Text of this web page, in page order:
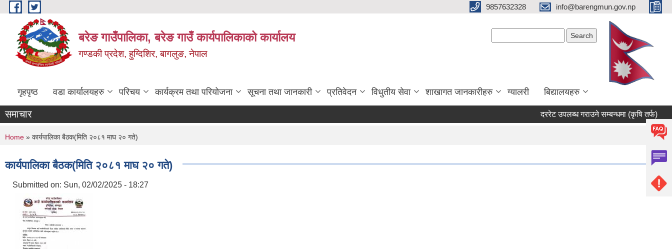
Skip to main content 9857632328 info@barengmun.gov.np
बरेङ गाउँपालिका, बरेङ गाउँ कार्यपालिकाको कार्यालय
गण्डकी प्रदेश, हुग्दिशिर, बागलुङ, नेपाल
गृहपृष्ठ वडा कार्यालयहरु परिचय कार्यक्रम तथा परियोजना सूचना तथा जानकारी प्रतिवेदन विधुतीय सेवा शाखागत जानकारीहरु ग्यालरी बिद्यालयहरु
समाचार दररेट उपलब्ध गराउने सम्बन्धमा (कृषि तर्फ)
You are here
Home » कार्यपालिका बैठक(मिति २०८१ माघ २० गते)
कार्यपालिका बैठक(मिति २०८१ माघ २० गते)
Submitted on: Sun, 02/02/2025 - 18:27